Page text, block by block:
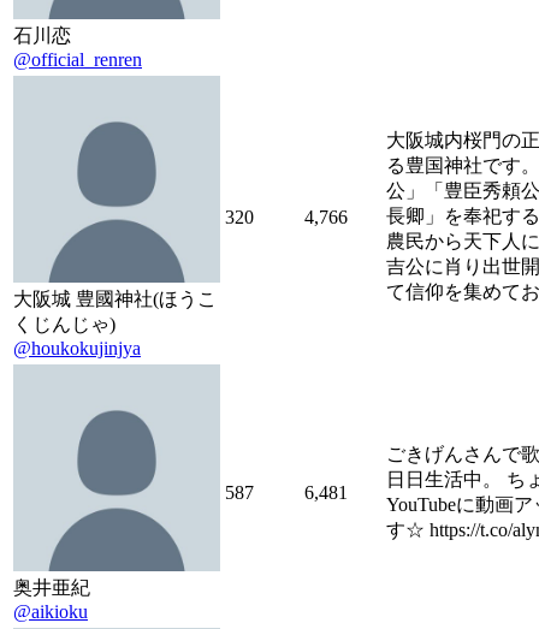
石川恋
@official_renren
大阪城 豊國神社(ほうこ
くじんじゃ)
@houkokujinjya
320 4,766
大阪城内桜門の
る豊国神社です
公」「豊臣秀頼
長卿」を奉祀す
農民から天下人
吉公に肖り出世
て信仰を集めて
奥井亜紀
@aikioku
587 6,481
ごきげんさんで
日日生活中。 ち
YouTubeに動画
す☆ https://t.co/